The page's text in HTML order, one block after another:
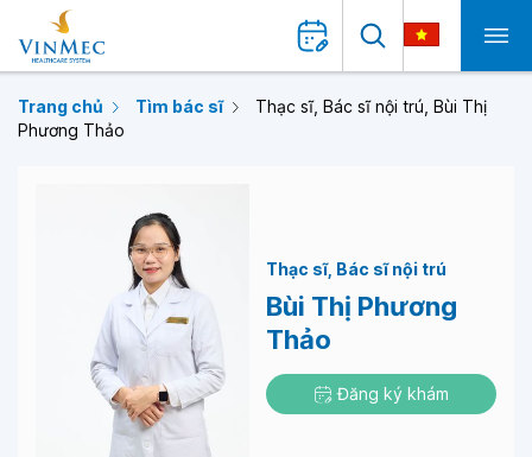
Trang chủ Tìm bác sĩ
Thạc sĩ, Bác sĩ nội trú, Bùi Thị
Phương Thảo
Thạc sĩ Bác sĩ nội trú
Bùi Thị Phương
Thảo
Đăng ký khám